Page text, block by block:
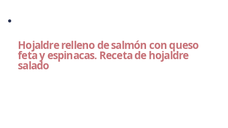
Hojaldre relleno de salmón con queso
feta y espinacas. Receta de hojaldre
salado